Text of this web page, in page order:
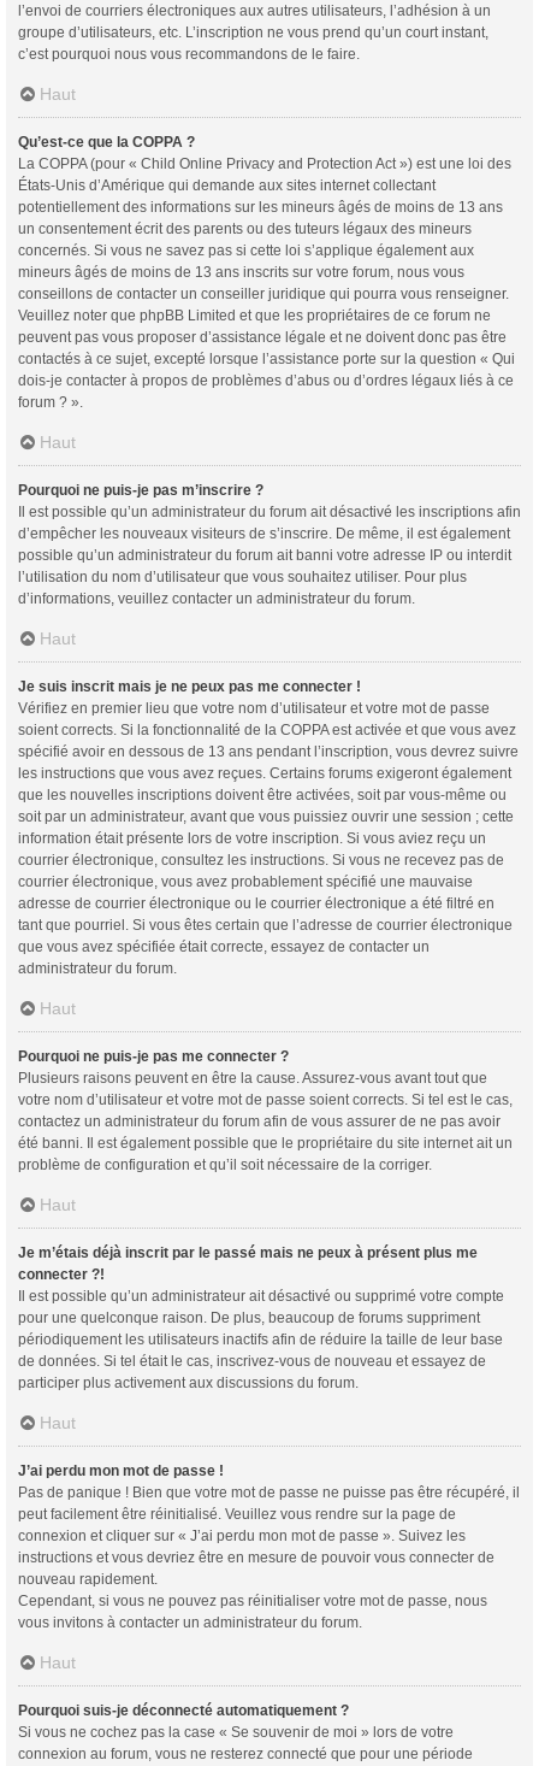
l’envoi de courriers électroniques aux autres utilisateurs, l’adhésion à un
groupe d’utilisateurs, etc. L’inscription ne vous prend qu’un court instant,
c’est pourquoi nous vous recommandons de le faire.
Haut
Qu’est-ce que la COPPA ?
La COPPA (pour « Child Online Privacy and Protection Act ») est une loi des
États-Unis d’Amérique qui demande aux sites internet collectant
potentiellement des informations sur les mineurs âgés de moins de 13 ans
un consentement écrit des parents ou des tuteurs légaux des mineurs
concernés. Si vous ne savez pas si cette loi s’applique également aux
mineurs âgés de moins de 13 ans inscrits sur votre forum, nous vous
conseillons de contacter un conseiller juridique qui pourra vous renseigner.
Veuillez noter que phpBB Limited et que les propriétaires de ce forum ne
peuvent pas vous proposer d’assistance légale et ne doivent donc pas être
contactés à ce sujet, excepté lorsque l’assistance porte sur la question « Qui
dois-je contacter à propos de problèmes d’abus ou d’ordres légaux liés à ce
forum ? ».
Haut
Pourquoi ne puis-je pas m’inscrire ?
Il est possible qu’un administrateur du forum ait désactivé les inscriptions afin
d’empêcher les nouveaux visiteurs de s’inscrire. De même, il est également
possible qu’un administrateur du forum ait banni votre adresse IP ou interdit
l’utilisation du nom d’utilisateur que vous souhaitez utiliser. Pour plus
d’informations, veuillez contacter un administrateur du forum.
Haut
Je suis inscrit mais je ne peux pas me connecter !
Vérifiez en premier lieu que votre nom d’utilisateur et votre mot de passe
soient corrects. Si la fonctionnalité de la COPPA est activée et que vous avez
spécifié avoir en dessous de 13 ans pendant l’inscription, vous devrez suivre
les instructions que vous avez reçues. Certains forums exigeront également
que les nouvelles inscriptions doivent être activées, soit par vous-même ou
soit par un administrateur, avant que vous puissiez ouvrir une session ; cette
information était présente lors de votre inscription. Si vous aviez reçu un
courrier électronique, consultez les instructions. Si vous ne recevez pas de
courrier électronique, vous avez probablement spécifié une mauvaise
adresse de courrier électronique ou le courrier électronique a été filtré en
tant que pourriel. Si vous êtes certain que l’adresse de courrier électronique
que vous avez spécifiée était correcte, essayez de contacter un
administrateur du forum.
Haut
Pourquoi ne puis-je pas me connecter ?
Plusieurs raisons peuvent en être la cause. Assurez-vous avant tout que
votre nom d’utilisateur et votre mot de passe soient corrects. Si tel est le cas,
contactez un administrateur du forum afin de vous assurer de ne pas avoir
été banni. Il est également possible que le propriétaire du site internet ait un
problème de configuration et qu’il soit nécessaire de la corriger.
Haut
Je m’étais déjà inscrit par le passé mais ne peux à présent plus me
connecter ?!
Il est possible qu’un administrateur ait désactivé ou supprimé votre compte
pour une quelconque raison. De plus, beaucoup de forums suppriment
périodiquement les utilisateurs inactifs afin de réduire la taille de leur base
de données. Si tel était le cas, inscrivez-vous de nouveau et essayez de
participer plus activement aux discussions du forum.
Haut
J’ai perdu mon mot de passe !
Pas de panique ! Bien que votre mot de passe ne puisse pas être récupéré, il
peut facilement être réinitialisé. Veuillez vous rendre sur la page de
connexion et cliquer sur « J’ai perdu mon mot de passe ». Suivez les
instructions et vous devriez être en mesure de pouvoir vous connecter de
nouveau rapidement.
Cependant, si vous ne pouvez pas réinitialiser votre mot de passe, nous
vous invitons à contacter un administrateur du forum.
Haut
Pourquoi suis-je déconnecté automatiquement ?
Si vous ne cochez pas la case « Se souvenir de moi » lors de votre
connexion au forum, vous ne resterez connecté que pour une période